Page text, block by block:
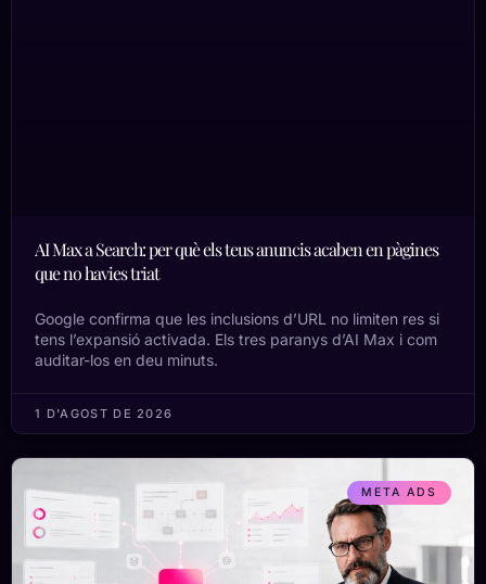
AI Max a Search: per què els teus anuncis acaben en pàgines
que no havies triat
Google confirma que les inclusions d’URL no limiten res si
tens l’expansió activada. Els tres paranys d’AI Max i com
auditar-los en deu minuts.
1 D'AGOST DE 2026
META ADS